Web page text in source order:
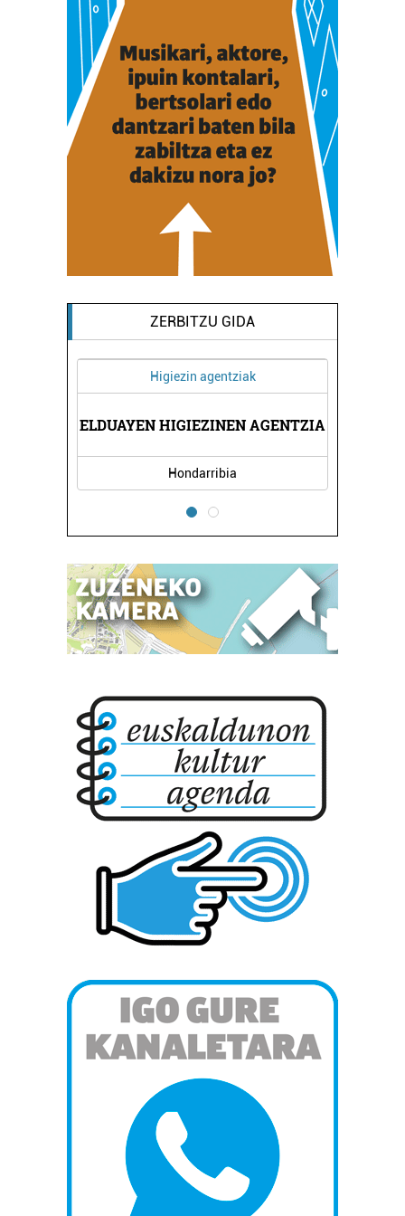
ZERBITZU GIDA
Higiezin agentziak
ELDUAYEN HIGIEZINEN AGENTZIA
Hondarribia